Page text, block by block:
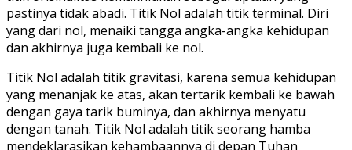
pastinya tidak abadi. Titik Nol adalah titik terminal. Diri
yang dari nol, menaiki tangga angka-angka kehidupan
dan akhirnya juga kembali ke nol.
Titik Nol adalah titik gravitasi, karena semua kehidupan
yang menanjak ke atas, akan tertarik kembali ke bawah
dengan gaya tarik buminya, dan akhirnya menyatu
dengan tanah. Titik Nol adalah titik seorang hamba
mendeklarasikan kehambaannya di depan Tuhan